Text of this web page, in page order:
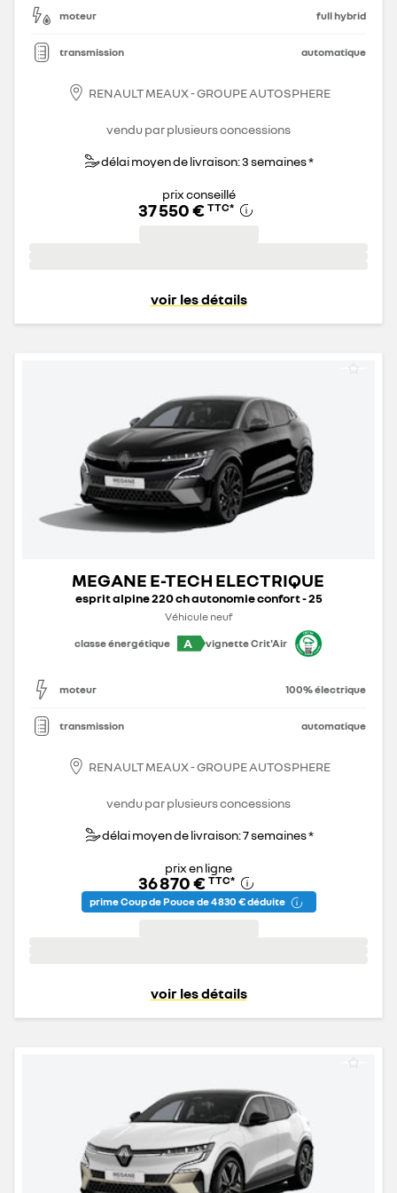
moteur full hybrid
transmission automatique
RENAULT MEAUX - GROUPE AUTOSPHERE
vendu par plusieurs concessions
délai moyen de livraison: 3 semaines *
prix conseillé
37 550 € TTC*
voir les détails
MEGANE E-TECH ELECTRIQUE
esprit alpine 220 ch autonomie confort - 25
Véhicule neuf
classe énergétique
A vignette Crit'Air
moteur 100% électrique
transmission automatique
RENAULT MEAUX - GROUPE AUTOSPHERE
vendu par plusieurs concessions
délai moyen de livraison: 7 semaines *
prix en ligne
36 870 € TTC*
prime Coup de Pouce de 4 830 € déduite
voir les détails